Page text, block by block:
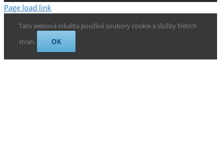
Page load link
Tato webová lokalita používá soubory cookie a služby třetích
stran.
OK